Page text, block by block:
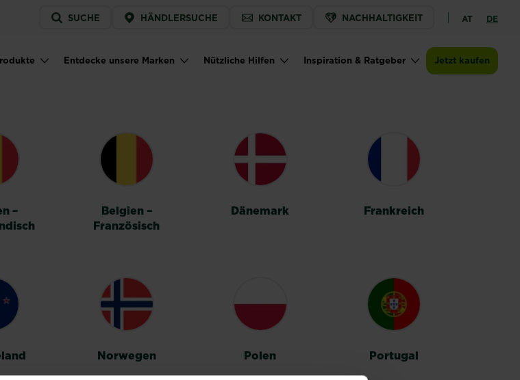
Service
menu
SUCHE HÄNDLERSUCHE KONTAKT NACHHALTIGKEIT AT DE
navigation
Entdecke unsere Marken Nützliche Hilfen Inspiration & Ratgeber Jetzt kaufen
–
Belgien –
Französisch
Dänemark Frankreich
Norwegen Polen Portugal